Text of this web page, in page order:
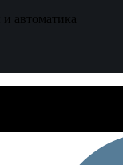
автоматика